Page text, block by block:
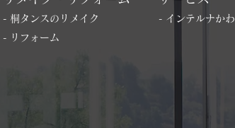
- 桐タンスのリメイク
- インテルナか
- リフォーム